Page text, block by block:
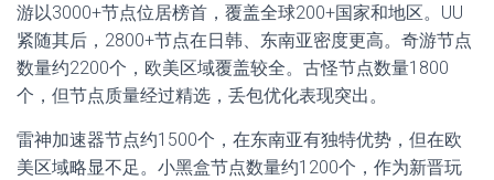
游以3000+节点位居榜首，覆盖全球200+国家和地区。UU
紧随其后，2800+节点在日韩、东南亚密度更高。奇游节点
数量约2200个，欧美区域覆盖较全。古怪节点数量1800
个，但节点质量经过精选，丢包优化表现突出。
雷神加速器节点约1500个，在东南亚有独特优势，但在欧
美区域略显不足。小黑盒节点数量约1200个，作为新晋玩